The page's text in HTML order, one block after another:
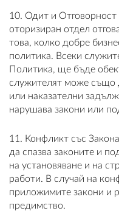
10. Одит и
оторизиран отдел
това, колко добре
политика. Всеки
Политика, ще бъде
служителят може също
или наказателни
нарушава закони или
11. Конфликт със
да спазва законите и
на установяване и на
работи. В случай на
приложимите закони и
предимство.